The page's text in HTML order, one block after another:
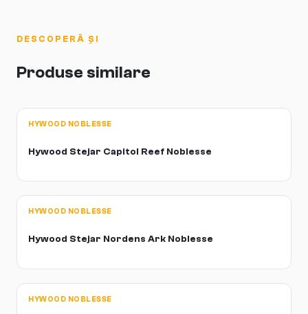
DESCOPERĂ ȘI
Produse similare
HYWOOD NOBLESSE
Hywood Stejar Capitol Reef Noblesse
HYWOOD NOBLESSE
Hywood Stejar Nordens Ark Noblesse
HYWOOD NOBLESSE